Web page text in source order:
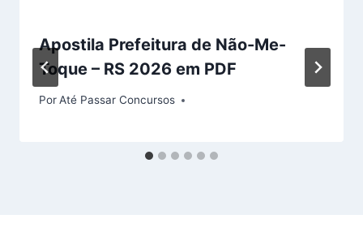
Apostila Prefeitura de Não-Me-
Toque – RS 2026 em PDF
PorAté Passar Concursos